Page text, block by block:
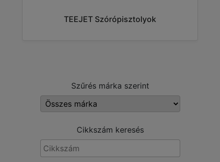
TEEJET Szórópisztolyok
Szűrés márka szerint
Cikkszám keresés